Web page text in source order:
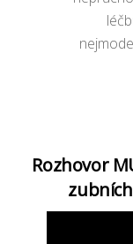
Rozhovor